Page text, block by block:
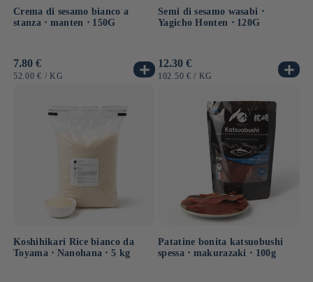
Crema di sesamo bianco a
stanza ⋅ manten ⋅ 150G
Prezzo
di
7.80 €
PREZZO
52.00 € / PER
KG
Semi di sesamo wasabi ⋅
Yagicho Honten ⋅ 120G
Prezzo
di
12.30 €
PREZZO
102.50 € / PER
KG
Koshihikari Rice bianco da
Toyama ⋅ Nanohana ⋅ 5 kg
Patatine bonita katsuobushi
spessa ⋅ makurazaki ⋅ 100g